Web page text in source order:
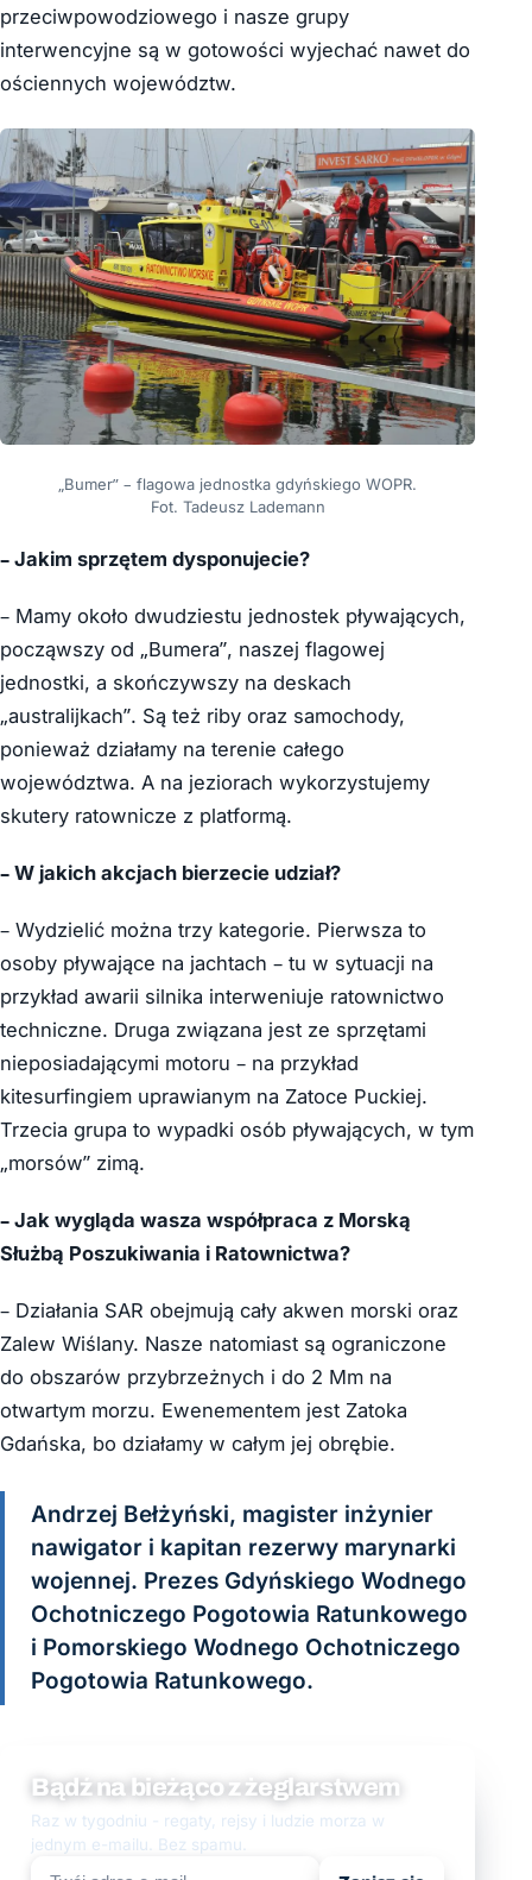
przeciwpowodziowego i nasze grupy
interwencyjne są w gotowości wyjechać nawet do
ościennych województw.
„Bumer” – flagowa jednostka gdyńskiego WOPR.
Fot. Tadeusz Lademann
– Jakim sprzętem dysponujecie?
– Mamy około dwudziestu jednostek pływających,
począwszy od „Bumera”, naszej flagowej
jednostki, a skończywszy na deskach
„australijkach”. Są też riby oraz samochody,
ponieważ działamy na terenie całego
województwa. A na jeziorach wykorzystujemy
skutery ratownicze z platformą.
– W jakich akcjach bierzecie udział?
– Wydzielić można trzy kategorie. Pierwsza to
osoby pływające na jachtach – tu w sytuacji na
przykład awarii silnika interweniuje ratownictwo
techniczne. Druga związana jest ze sprzętami
nieposiadającymi motoru – na przykład
kitesurfingiem uprawianym na Zatoce Puckiej.
Trzecia grupa to wypadki osób pływających, w tym
„morsów” zimą.
– Jak wygląda wasza współpraca z Morską
Służbą Poszukiwania i Ratownictwa?
– Działania SAR obejmują cały akwen morski oraz
Zalew Wiślany. Nasze natomiast są ograniczone
do obszarów przybrzeżnych i do 2 Mm na
otwartym morzu. Ewenementem jest Zatoka
Gdańska, bo działamy w całym jej obrębie.
Andrzej Bełżyński, magister inżynier
nawigator i kapitan rezerwy marynarki
wojennej. Prezes Gdyńskiego Wodnego
Ochotniczego Pogotowia Ratunkowego
i Pomorskiego Wodnego Ochotniczego
Pogotowia Ratunkowego.
Bądź na bieżąco z żeglarstwem
Raz w tygodniu - regaty, rejsy i ludzie morza w
jednym e-mailu. Bez spamu.